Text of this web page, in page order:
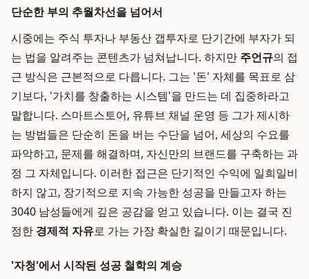
단순한 부의 추월차선을 넘어서
시중에는 주식 투자나 부동산 갭투자로 단기간에 부자가 되
는 법을 알려주는 콘텐츠가 넘쳐납니다. 하지만 주언규의 접
근 방식은 근본적으로 다릅니다. 그는 '돈' 자체를 목표로 삼
기보다, '가치를 창출하는 시스템'을 만드는 데 집중하라고
말합니다. 스마트스토어, 유튜브 채널 운영 등 그가 제시하
는 방법들은 단순히 돈을 버는 수단을 넘어, 세상의 수요를
파악하고, 문제를 해결하며, 자신만의 브랜드를 구축하는 과
정 그 자체입니다. 이러한 접근은 단기적인 수익에 일희일비
하지 않고, 장기적으로 지속 가능한 성공을 만들고자 하는
3040 남성들에게 깊은 공감을 얻고 있습니다. 이는 결국 진
정한 경제적 자유로 가는 가장 확실한 길이기 때문입니다.
'자청'에서 시작된 성공 철학의 계승